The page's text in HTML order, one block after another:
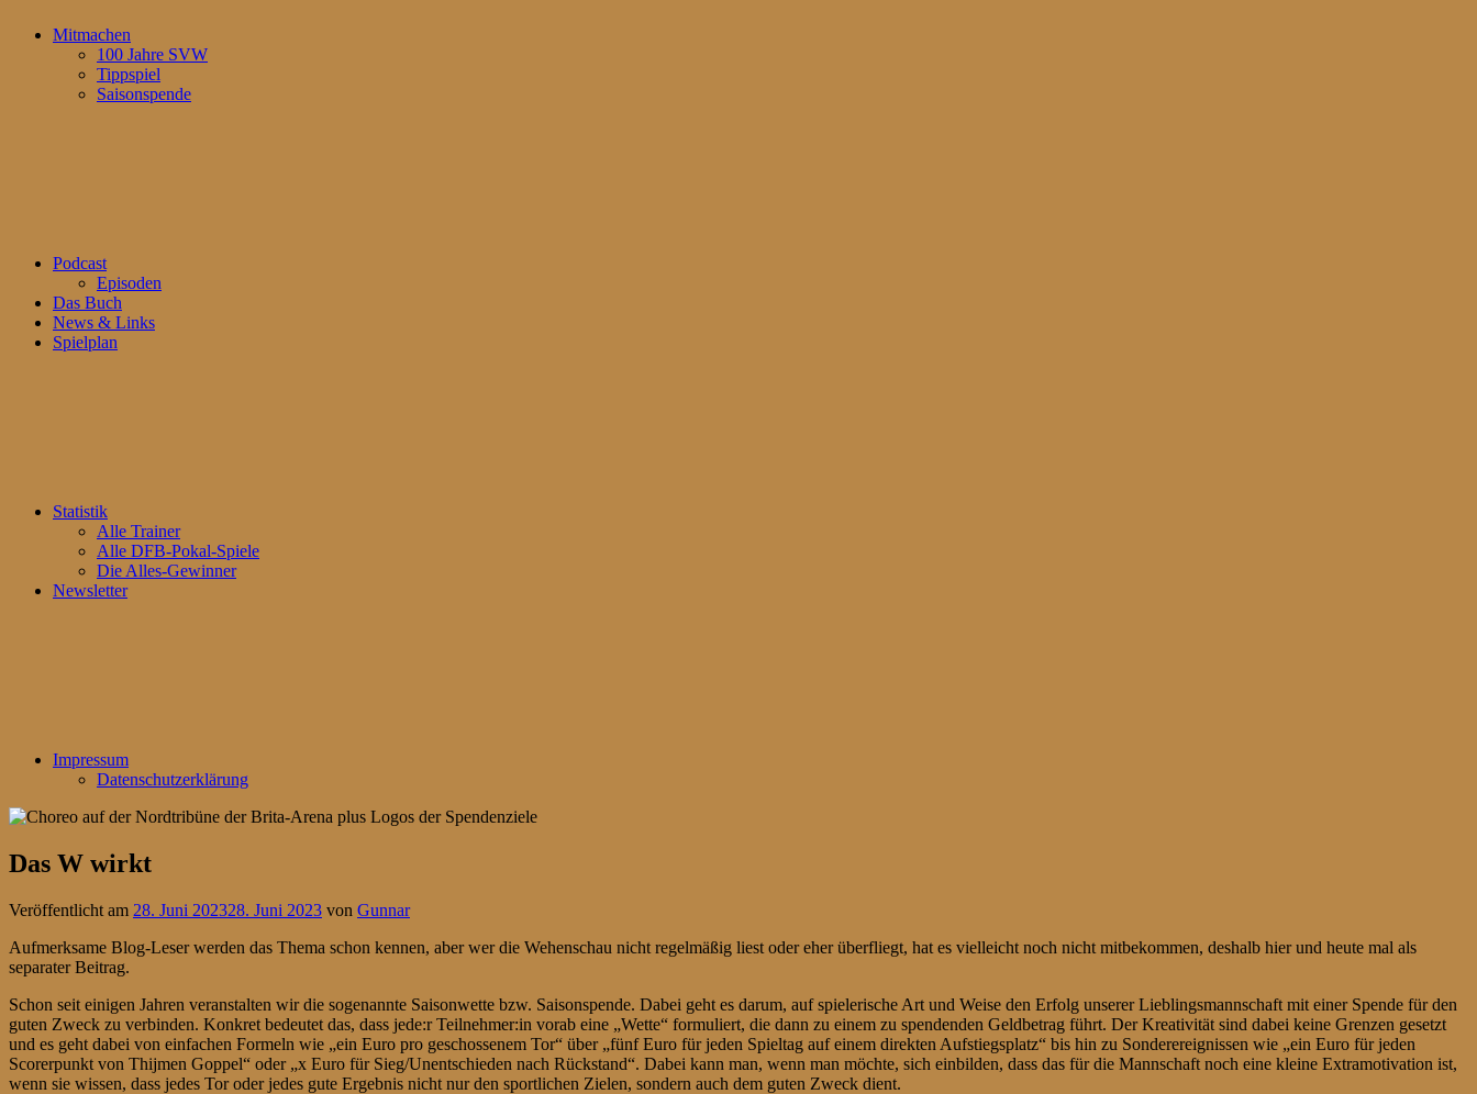
Mitmachen
100 Jahre SVW
Tippspiel
Saisonspende
Podcast
Episoden
Das Buch
News & Links
Spielplan
Statistik
Alle Trainer
Alle DFB-Pokal-Spiele
Die Alles-Gewinner
Newsletter
Impressum
Datenschutzerklärung
Das W wirkt
Veröffentlicht am 28. Juni 202328. Juni 2023 von Gunnar
Aufmerksame Blog-Leser werden das Thema schon kennen, aber wer die Wehenschau nicht regelmäßig liest oder eher überfliegt, hat es vielleicht noch nicht mitbekommen, deshalb hier und heute mal als
separater Beitrag.
Schon seit einigen Jahren veranstalten wir die sogenannte Saisonwette bzw. Saisonspende. Dabei geht es darum, auf spielerische Art und Weise den Erfolg unserer Lieblingsmannschaft mit einer Spende für den
guten Zweck zu verbinden. Konkret bedeutet das, dass jede:r Teilnehmer:in vorab eine „Wette“ formuliert, die dann zu einem zu spendenden Geldbetrag führt. Der Kreativität sind dabei keine Grenzen gesetzt
und es geht dabei von einfachen Formeln wie „ein Euro pro geschossenem Tor“ über „fünf Euro für jeden Spieltag auf einem direkten Aufstiegsplatz“ bis hin zu Sonderereignissen wie „ein Euro für jeden
Scorerpunkt von Thijmen Goppel“ oder „x Euro für Sieg/Unentschieden nach Rückstand“. Dabei kann man, wenn man möchte, sich einbilden, dass das für die Mannschaft noch eine kleine Extramotivation ist,
wenn sie wissen, dass jedes Tor oder jedes gute Ergebnis nicht nur den sportlichen Zielen, sondern auch dem guten Zweck dient.